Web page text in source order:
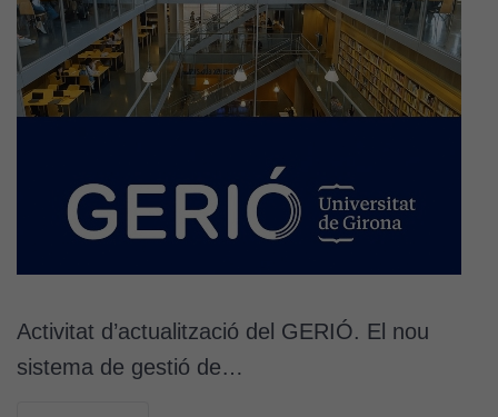
Activitat d’actualització del GERIÓ. El nou
sistema de gestió de…